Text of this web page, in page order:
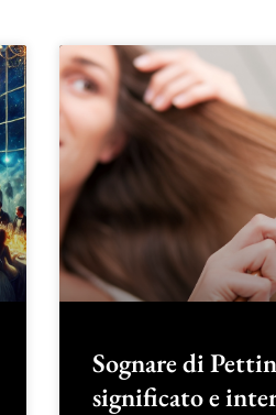
Sognare di
significato e